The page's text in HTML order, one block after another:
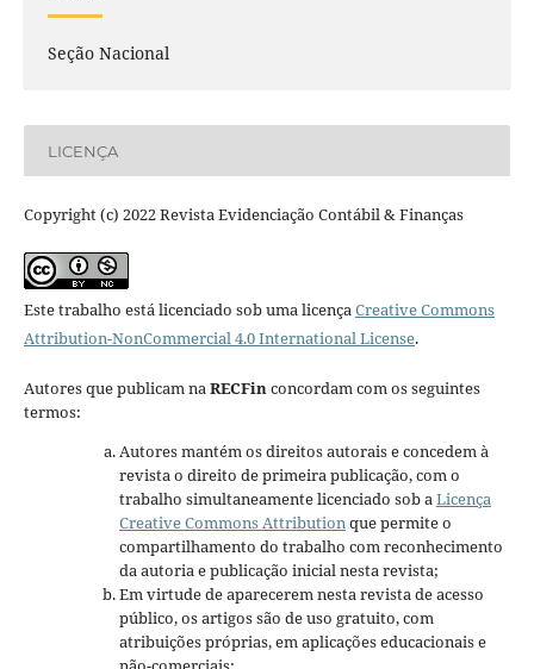
Seção Nacional
LICENÇA
Copyright (c) 2022 Revista Evidenciação Contábil & Finanças
Este trabalho está licenciado sob uma licençaCreative Commons
Attribution-NonCommercial 4.0 International License.
Autores que publicam naRECFinconcordam com os seguintes
termos:
Autores mantém os direitos autorais e concedem à
revista o direito de primeira publicação, com o
trabalho simultaneamente licenciado sob aLicença
Creative Commons Attributionque permite o
compartilhamento do trabalho com reconhecimento
da autoria e publicação inicial nesta revista;
Em virtude de aparecerem nesta revista de acesso
público, os artigos são de uso gratuito, com
atribuições próprias, em aplicações educacionais e